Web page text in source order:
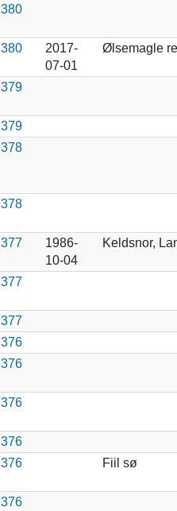
380
380
2017-
07-01
Ølsemagle
379
379
378
378
377
1986-
10-04
Keldsnor,
377
377
376
376
376
376
376 Fiil sø
376